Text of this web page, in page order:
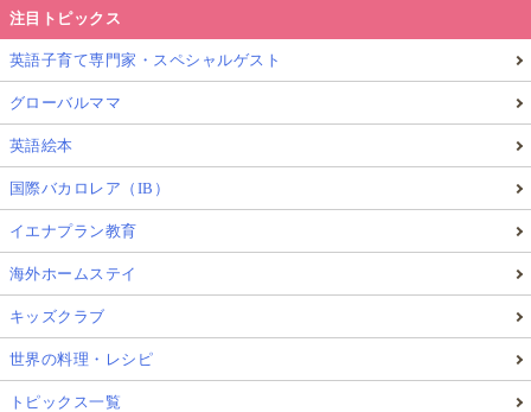
注目トピックス
英語子育て専門家・スペシャルゲスト
グローバルママ
英語絵本
国際バカロレア（IB）
イエナプラン教育
海外ホームステイ
キッズクラブ
世界の料理・レシピ
トピックス一覧